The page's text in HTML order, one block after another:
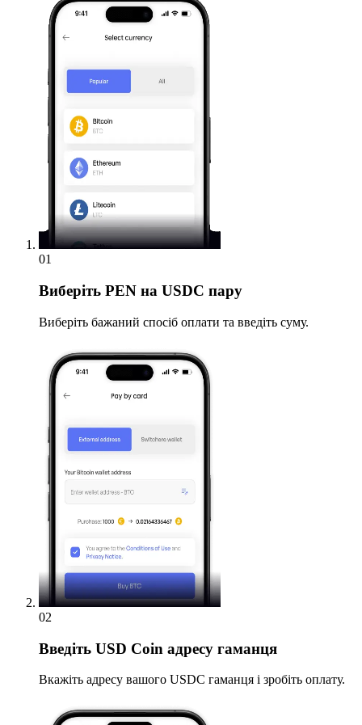
01
Виберіть PEN на USDC пару
Виберіть бажаний спосіб оплати та введіть суму.
02
Введіть USD Coin адресу гаманця
Вкажіть адресу вашого USDC гаманця і зробіть оплату.